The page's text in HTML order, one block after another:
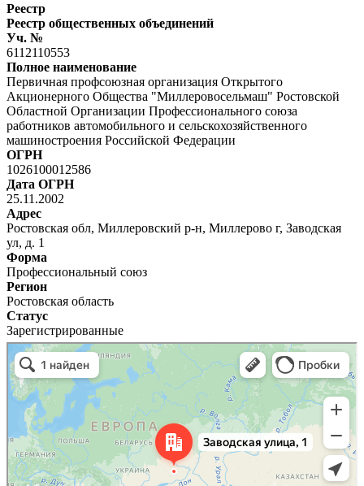
Реестр
Реестр общественных объединений
Уч. №
6112110553
Полное наименование
Первичная профсоюзная организация Открытого
Акционерного Общества "Миллеровосельмаш" Ростовской
Областной Организации Профессионального союза
работников автомобильного и сельскохозяйственного
машиностроения Российской Федерации
ОГРН
1026100012586
Дата ОГРН
25.11.2002
Адрес
Ростовская обл, Миллеровский р-н, Миллерово г, Заводская
ул, д. 1
Форма
Профессиональный союз
Регион
Ростовская область
Статус
Зарегистрированные